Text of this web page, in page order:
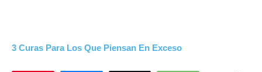
3 Curas Para Los Que Piensan En Exceso